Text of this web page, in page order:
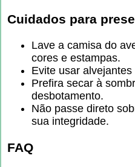
Cuidados para
Lave a camisa do
cores e estampas.
Evite usar
Prefira secar à
desbotamento.
Não passe direto
sua integridade.
FAQ